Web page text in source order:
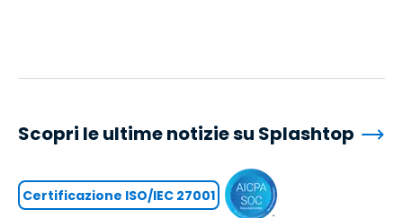
Scopri le ultime notizie su Splashtop
Certificazione ISO/IEC 27001